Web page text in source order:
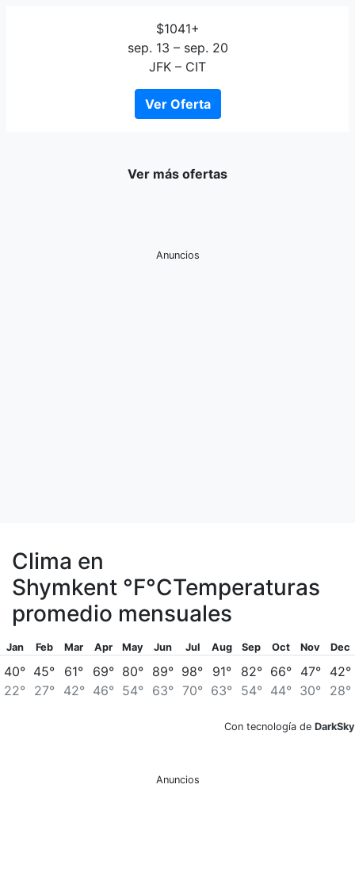
$1041+
sep. 13 – sep. 20
JFK – CIT
Ver Oferta
Ver más ofertas
Anuncios
Clima en
Shymkent °F°CTemperaturas
promedio mensuales
Jan
40°
22°
Feb
45°
27°
Mar
61°
42°
Apr
69°
46°
May
80°
54°
Jun
89°
63°
Jul
98°
70°
Aug
91°
63°
Sep
82°
54°
Oct
66°
44°
Nov
47°
30°
Dec
42°
28°
Con tecnología de DarkSky
Anuncios